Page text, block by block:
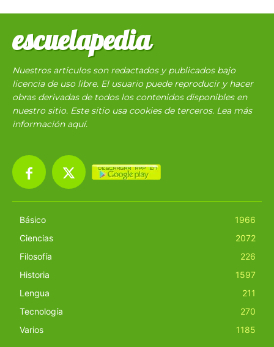
escuelapedia
Nuestros articulos son redactados y publicados bajo
licencia de uso libre. El usuario puede reproducir y hacer
obras derivadas de todos los contenidos disponibles en
nuestro sitio. Este sitio usa cookies de terceros. Lea más
información aquí.
Básico
1966
Ciencias
2072
Filosofía
226
Historia
1597
Lengua
211
Tecnología
270
Varios
1185